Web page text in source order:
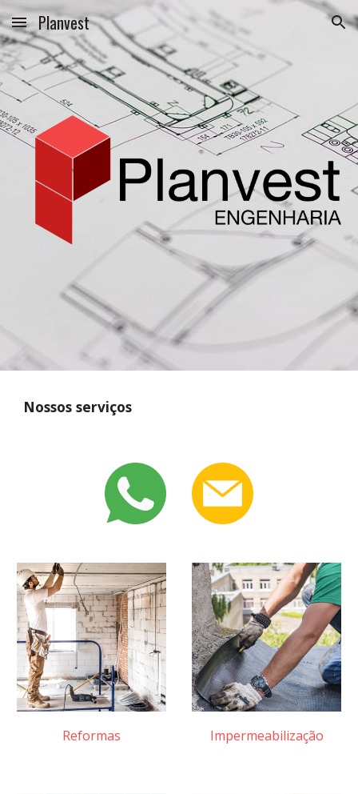
Skip to main content Skip to navigation
Planvest
Nossos serviços
Reformas Impermeabilização